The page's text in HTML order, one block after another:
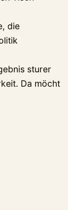
die
sturer
Da möcht